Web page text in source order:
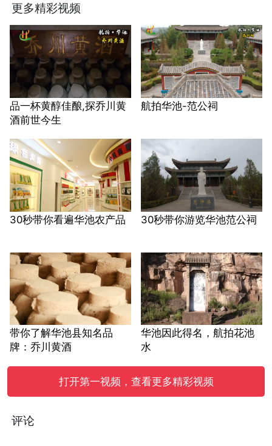
更多精彩视频
品一杯黄醇佳酿,探乔川黄
酒前世今生
航拍华池-范公祠
30秒带你看遍华池农产品 30秒带你游览华池范公祠
带你了解华池县知名品
牌：乔川黄酒
华池因此得名，航拍花池
水
打开第一视频，查看更多精彩视频
评论